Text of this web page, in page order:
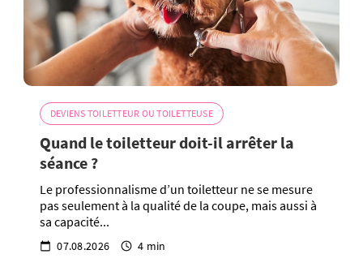
DEVIENS TOILETTEUR OU TOILETTEUSE
Quand le toiletteur doit-il arrêter la
séance ?
Le professionnalisme d’un toiletteur ne se mesure
pas seulement à la qualité de la coupe, mais aussi à
sa capacité...
07.08.2026 4 min